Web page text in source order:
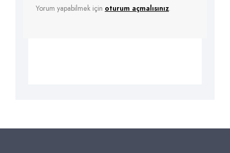
Yorum yapabilmek için oturum açmalısınız.